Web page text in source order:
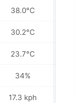
38.0°C
30.2°C
23.7°C
34%
17.3 kph